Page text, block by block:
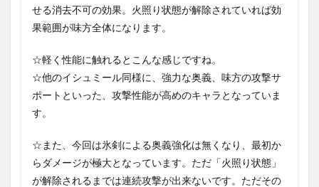
せる消去不可の効果。火照り状態が解除されていれば効
果範囲が味方全体になります。
☆軽く性能に触れるとこんな感じですね。
☆他のイシュミール同様に、強力な奥義、味方の攻撃サ
ポートといった、攻撃性能が高めのキャラとなっていま
す。
☆また、今回は氷剣による奥義強化は無くなり、最初か
らダメージが極大となっています。ただ「火照り状態」
が解除されるまでは連続攻撃が出来ないです。ただその